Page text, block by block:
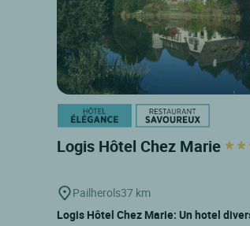
Logis Hôtel Chez Marie
Pailherols37 km
Logis Hôtel Chez Marie: Un hotel